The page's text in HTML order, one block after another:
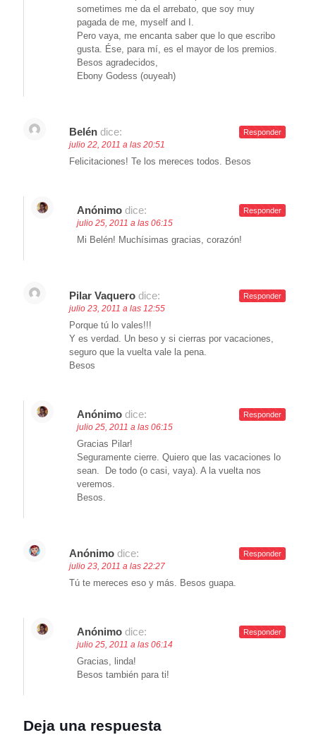
sometimes me da el arrebato, que soy muy
pagada de me, myself and I.
Pero vaya, me encanta saber que lo que escribo
gusta. Ése, para mí, es el mayor de los premios.
Besos agradecidos,
Ebony Godess (ouyeah)
Belén dice:
julio 22, 2011 a las 20:51
Felicitaciones! Te los mereces todos. Besos
Responder
Anónimo dice:
julio 25, 2011 a las 06:15
Mi Belén! Muchísimas gracias, corazón!
Responder
Pilar Vaquero dice:
julio 23, 2011 a las 12:55
Porque tú lo vales!!!
Y es verdad. Un beso y si cierras por vacaciones,
seguro que la vuelta vale la pena.
Besos
Responder
Anónimo dice:
julio 25, 2011 a las 06:15
Gracias Pilar!
Seguramente cierre. Quiero que las vacaciones lo
sean. De todo (o casi, vaya). A la vuelta nos
veremos.
Besos.
Responder
Anónimo dice:
julio 23, 2011 a las 22:27
Tú te mereces eso y más. Besos guapa.
Responder
Anónimo dice:
julio 25, 2011 a las 06:14
Gracias, linda!
Besos también para ti!
Responder
Deja una respuesta